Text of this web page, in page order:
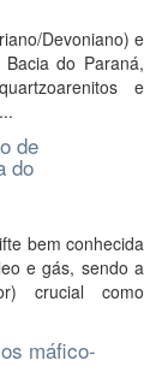
Devoniano) e
do Paraná,
e
de
do
bem conhecida
e gás, sendo a
crucial como
máfico-